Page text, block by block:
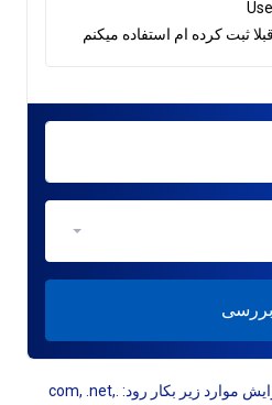
ثبت کرده ام استفاده میکنم
بررسی
* ثبت رایگان دامنه تنها برای افزایش موارد زیر بکار رود: .com, .net,